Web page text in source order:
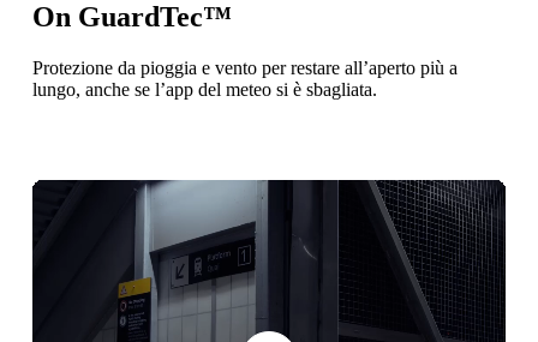
On GuardTec™
Protezione da pioggia e vento per restare all’aperto più a
lungo, anche se l’app del meteo si è sbagliata.